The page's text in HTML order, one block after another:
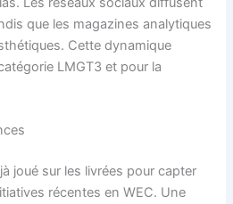
que les magazines analytiques
Cette dynamique
LMGT3 et pour la
joué sur les livrées pour capter
récentes en WEC. Une